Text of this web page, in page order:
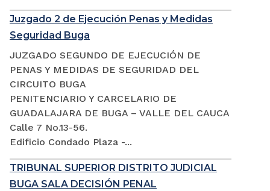
Juzgado 2 de Ejecución Penas y Medidas
Seguridad Buga
JUZGADO SEGUNDO DE EJECUCIÓN DE
PENAS Y MEDIDAS DE SEGURIDAD DEL
CIRCUITO BUGA
PENITENCIARIO Y CARCELARIO DE
GUADALAJARA DE BUGA – VALLE DEL CAUCA
Calle 7 No.13-56.
Edificio Condado Plaza -...
TRIBUNAL SUPERIOR DISTRITO JUDICIAL
BUGA SALA DECISIÓN PENAL